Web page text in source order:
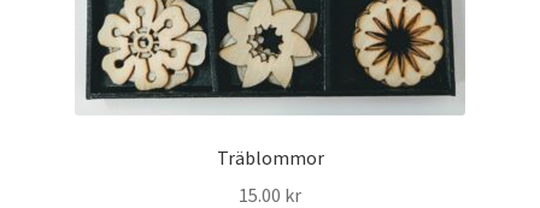
Träblommor
15.00 kr